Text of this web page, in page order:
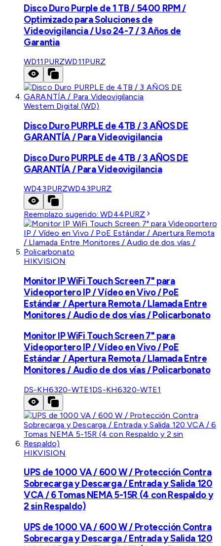
Disco Duro Purple de 1 TB / 5400 RPM /
Optimizado para Soluciones de
Videovigilancia / Uso 24-7 / 3 Años de
Garantia
WD11PURZWD11PURZ
Western Digital (WD)
Disco Duro PURPLE de 4TB / 3 AÑOS DE
GARANTÍA / Para Videovigilancia
Disco Duro PURPLE de 4TB / 3 AÑOS DE
GARANTÍA / Para Videovigilancia
WD43PURZWD43PURZ
Reemplazo sugerido:WD44PURZ
HIKVISION
Monitor IP WiFi Touch Screen 7" para
Videoportero IP / Vídeo en Vivo / PoE
Estándar / Apertura Remota / Llamada Entre
Monitores / Audio de dos vías / Policarbonato
Monitor IP WiFi Touch Screen 7" para
Videoportero IP / Vídeo en Vivo / PoE
Estándar / Apertura Remota / Llamada Entre
Monitores / Audio de dos vías / Policarbonato
DS-KH6320-WTE1DS-KH6320-WTE1
HIKVISION
UPS de 1000 VA / 600 W / Protección Contra
Sobrecarga y Descarga / Entrada y Salida 120
VCA / 6 Tomas NEMA 5-15R (4 con Respaldo y
2 sin Respaldo)
UPS de 1000 VA / 600 W / Protección Contra
Sobrecarga y Descarga / Entrada y Salida 120